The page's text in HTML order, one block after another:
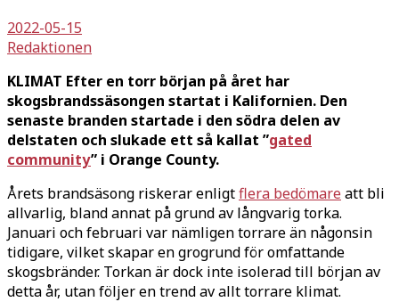
2022-05-15
Redaktionen
KLIMAT Efter en torr början på året har
skogsbrandssäsongen startat i Kalifornien. Den
senaste branden startade i den södra delen av
delstaten och slukade ett så kallat ”gated
community” i Orange County.
Årets brandsäsong riskerar enligtflera bedömareatt bli
allvarlig, bland annat på grund av långvarig torka.
Januari och februari var nämligen torrare än någonsin
tidigare, vilket skapar en grogrund för omfattande
skogsbränder. Torkan är dock inte isolerad till början av
detta år, utan följer en trend av allt torrare klimat.